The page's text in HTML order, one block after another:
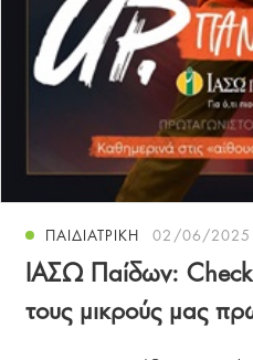
ΠΑΙΔΙΑΤΡΙΚΗ 02/06/2025
ΙΑΣΩ Παίδων:
τους μικρούς μας